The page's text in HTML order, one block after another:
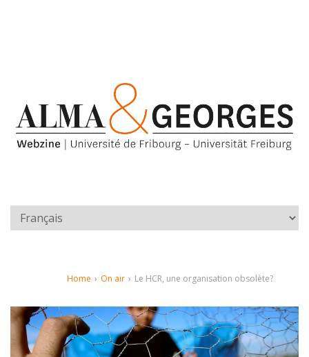
Home › On air › Le HCR, une organisation obsolète?